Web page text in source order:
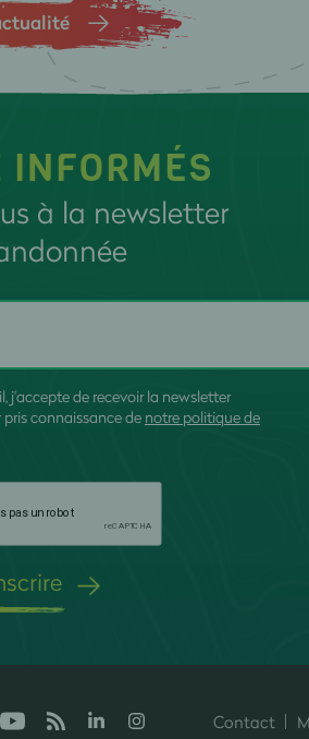
INFORMÉS
à la newsletter
j'accepte de recevoir la newsletter
pris connaissance de notre politique de
Contact
avec les réglementations.